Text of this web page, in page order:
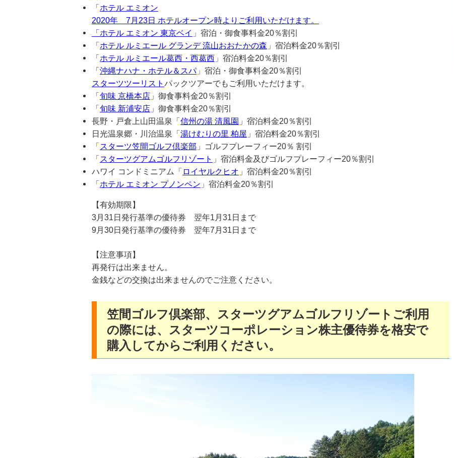
「ホテル エミオン
2020年 7月23日 ホテルオープン時よりご利用いただけます。
「ホテル エミオン 東京ベイ 」宿泊・御食事料金20％割引
「ホテル ルミエール グランデ 流山おおたかの森 」宿泊料金20％割引
「ホテル ルミエール葛西・西葛西 」宿泊料金20％割引
「沖縄ナハナ・ホテル＆スパ」宿泊・御食事料金20％割引
スターツツーリスト パックツアーでもご利用いただけます。
「旬味 京橋本店 」御食事料金20％割引
「旬味 新浦安店 」御食事料金20％割引
長野・戸倉上山田温泉「信州の湯 清風園 」宿泊料金20％割引
日光温泉郷・川治温泉「湯けむりの里 柏屋 」宿泊料金20％割引
「スターツ笠間ゴルフ倶楽部 」ゴルフプレーフィー20％ 割引
「スターツグアムゴルフリゾート 」宿泊料金及びゴルフプレーフィー20％割引
ハワイ コンドミニアム「 ロイヤルクヒオ 」宿泊料金20％割引
「ホテル エミオン プノンペン 」宿泊料金20％割引
【有効期限】
3月31日発行基準の優待券 翌年1月31日まで
9月30日発行基準の優待券 翌年7月31日まで
【注意事項】
再発行は出来ません。
金銭などの交換は出来ませんのでご注意ください。
笠間ゴルフ倶楽部、スターツグアムゴルフリゾートご利用
の際には、スターツコーポレーション株主優待券を格安で
購入してからご利用ください。